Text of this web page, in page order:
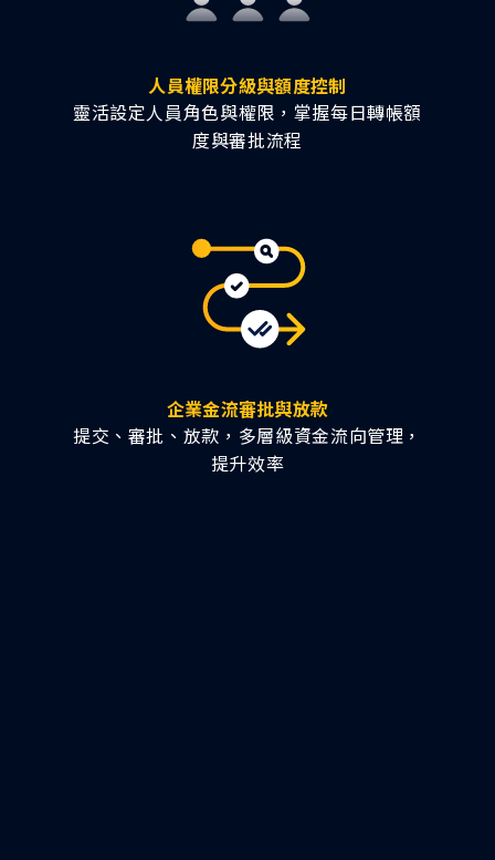
人員權限分級與額度控制
靈活設定人員角色與權限，掌握每日轉帳額
度與審批流程
企業金流審批與放款
提交、審批、放款，多層級資金流向管理，
提升效率